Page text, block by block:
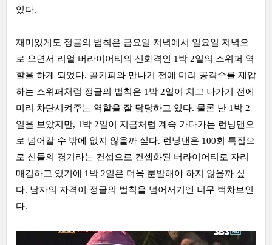
있다.
재미있게도 정글의 법칙은 금요일 저녁에서 일요일 저녁으
로 오면서 리얼 버라이어티의 신화격인 1박 2일의 스위퍼 역
할을 하게 되었다. 골키퍼와 만나기 전에 미리 공격수를 제압
하는 스위퍼처럼 정글의 법칙은 1박 2일이 치고 나가기 전에
미리 차단시켜주는 역할을 잘 담당하고 있다. 물론 난 1박 2
일을 보았지만, 1박 2일이 지금처럼 계속 가다가는 런닝맨으
로 넘어갈 수 밖에 없지 않을까 싶다. 런닝맨은 100회 특집으
로 신들의 경기라는 컨셉으로 컨셉화된 버라이어티로 자리
매김하고 있기에 1박 2일은 더욱 분발해야 하지 않을까 싶
다. 남자의 자격이 정글의 법칙을 넘어서기엔 너무 벅차보인
다.